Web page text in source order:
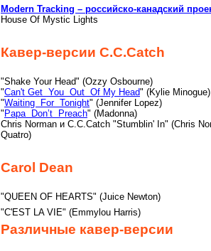
Modern Tracking – российско-канадский
House Of Mystic Lights
Кавер-версии C.C.Catch
"Shake Your Head" (Ozzy Osbourne)
"Can't Get You Out Of My Head" (Kylie Minogue)
"Waiting For Tonight" (Jennifer Lopez)
" Papa Don’t Preach" (Madonna)
Chris Norman и C.C.Catch "Stumblin' In" (Chris
Quatro)
Carol Dean
"QUEEN OF HEARTS" (Juice Newton)
"C'EST LA VIE" (Emmylou Harris)
Различные кавер-версии